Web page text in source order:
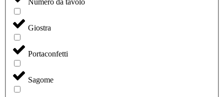
Giostra
Portaconfetti
Sagome